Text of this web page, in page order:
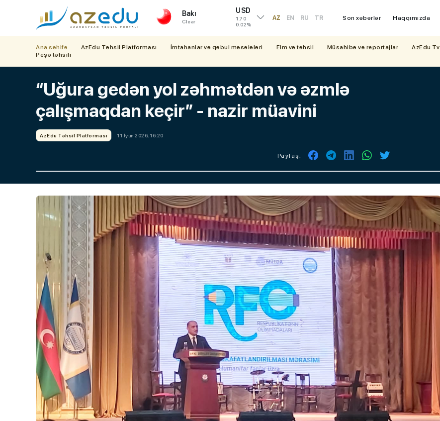
Bakı
Clear
USD
1.70
0.02%
AZ EN RU TR Son xəbərlər Haqqımızda
Ana səhifə AzEdu Təhsil Platforması İmtahanlar və qəbul məsələləri Elm və təhsil Müsahibə və reportajlar AzEdu Tv
Peşə təhsili
“Uğura gedən yol zəhmətdən və əzmlə
çalışmaqdan keçir” - nazir müavini
AzEdu Təhsil Platforması 11 İyun 2026, 16:20
Paylaş: